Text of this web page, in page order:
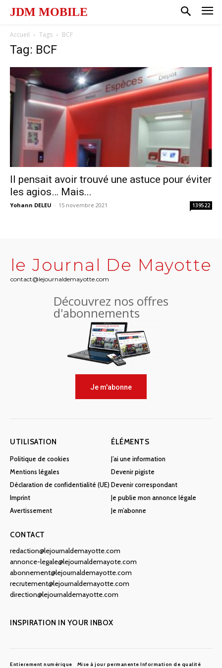
JDM MOBILE
Accueil Tags BCF
Tag: BCF
Il pensait avoir trouvé une astuce pour éviter
les agios… Mais...
Yohann DELEU - 15 novembre 2021 139522
le Journal De Mayotte
contact@lejournaldemayotte.com
Découvrez nos offres
d'abonnements
Je m'abonne
UTILISATION
Politique de cookies
Mentions légales
Déclaration de confidentialité (UE)
Imprint
Avertissement
ÉLÉMENTS
J’ai une information
Devenir pigiste
Devenir correspondant
Je publie mon annonce légale
Je m’abonne
CONTACT
redaction@lejournaldemayotte.com
annonce-legale@lejournaldemayote.com
abonnement@lejournaldemayotte.com
recrutement@lejournaldemayotte.com
direction@lejournaldemayotte.com
INSPIRATION IN YOUR INBOX
Entierement numérique Mise à jour permanente Information de qualité